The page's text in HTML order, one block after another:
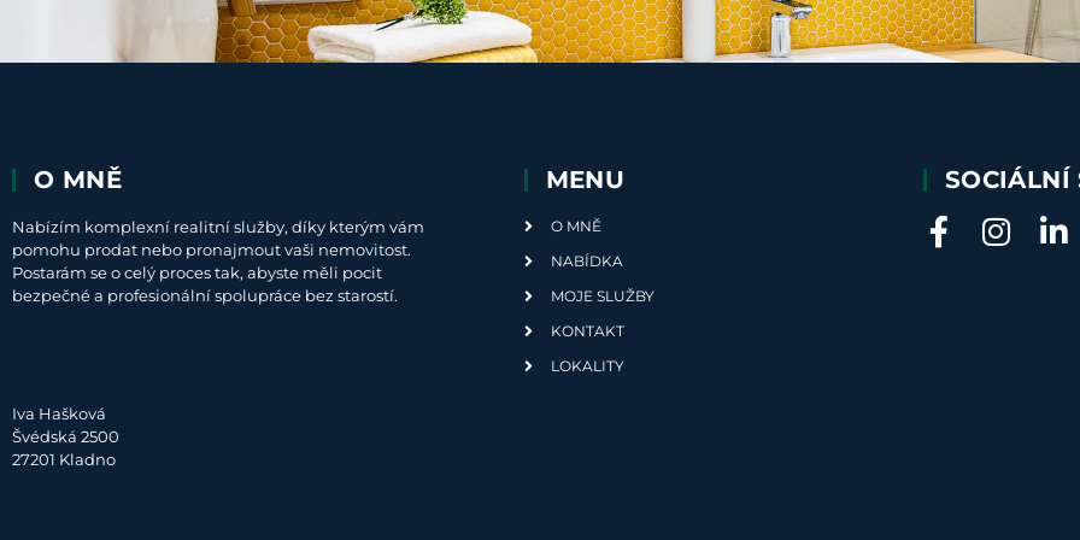
O MNĚ
Nabízím komplexní realitní služby, díky kterým vám
pomohu prodat nebo pronajmout vaši nemovitost.
Postarám se o celý proces tak, abyste měli pocit
bezpečné a profesionální spolupráce bez starostí.
Iva Hašková
Švédská 2500
27201 Kladno
MENU
O MNĚ
NABÍDKA
MOJE SLUŽBY
KONTAKT
LOKALITY
SOCIÁLNÍ